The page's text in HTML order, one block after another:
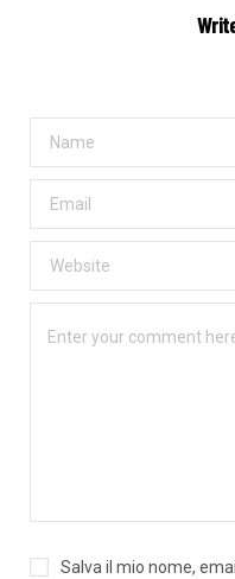
Salva il mio nome,